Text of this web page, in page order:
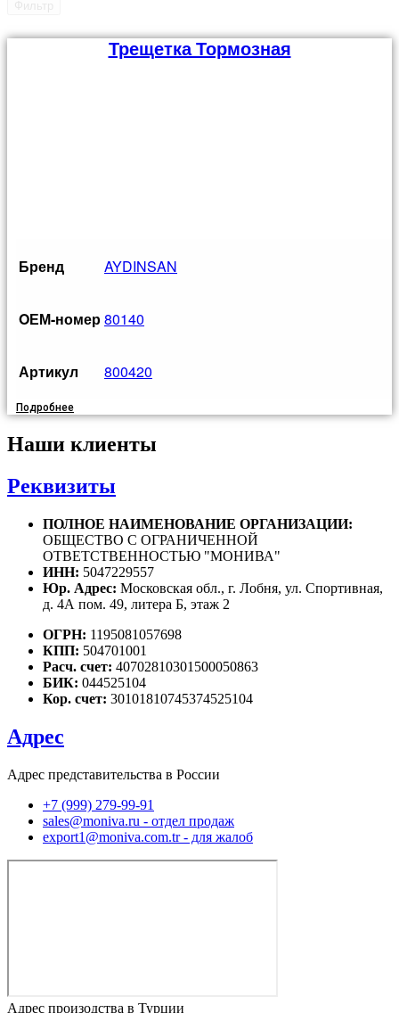
Трещетка Тормозная
Бренд AYDINSAN
OЕМ-номер80140
Артикул 800420
Подробнее
Наши клиенты
Реквизиты
ПОЛНОЕ НАИМЕНОВАНИЕ ОРГАНИЗАЦИИ:
ОБЩЕСТВО С ОГРАНИЧЕННОЙ
ОТВЕТСТВЕННОСТЬЮ "МОНИВА"
ИНН: 5047229557
Юр. Адрес: Московская обл., г. Лобня, ул. Спортивная,
д. 4А пом. 49, литера Б, этаж 2
ОГРН: 1195081057698
КПП: 504701001
Расч. счет: 40702810301500050863
БИК: 044525104
Кор. счет: 30101810745374525104
Адрес
Адрес представительства в России
+7 (999) 279-99-91
sales@moniva.ru - отдел продаж
export1@moniva.com.tr - для жалоб
Адрес произодства в Турции